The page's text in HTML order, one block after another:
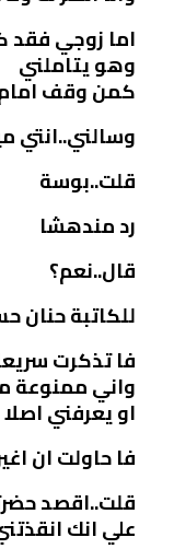
اما زوجي فقد
وهو يتاملني
كمن وقف
وسالني..انتي
قلت..بوسة
رد مندهشا
قال..نعم؟
للكاتبة حنان
فا تذكرت
واني ممنوعة
او يعرفني اصلا
فا حاولت ان
قلت..اقصد
علي انك